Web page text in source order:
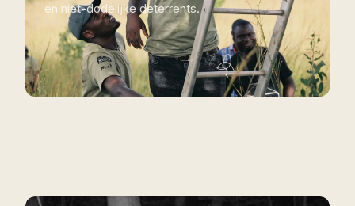
en niet-dodelijke deterrents.